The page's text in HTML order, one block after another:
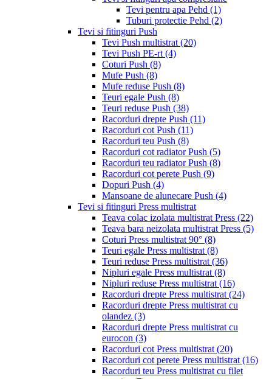
Tevi pentru apa Pehd (1)
Tuburi protectie Pehd (2)
Tevi si fitinguri Push
Tevi Push multistrat (20)
Tevi Push PE-rt (4)
Coturi Push (8)
Mufe Push (8)
Mufe reduse Push (8)
Teuri egale Push (8)
Teuri reduse Push (38)
Racorduri drepte Push (11)
Racorduri cot Push (11)
Racorduri teu Push (8)
Racorduri cot radiator Push (5)
Racorduri teu radiator Push (8)
Racorduri cot perete Push (9)
Dopuri Push (4)
Mansoane de alunecare Push (4)
Tevi si fitinguri Press multistrat
Teava colac izolata multistrat Press (22)
Teava bara neizolata multistrat Press (5)
Coturi Press multistrat 90° (8)
Teuri egale Press multistrat (8)
Teuri reduse Press multistrat (36)
Nipluri egale Press multistrat (8)
Nipluri reduse Press multistrat (16)
Racorduri drepte Press multistrat (24)
Racorduri drepte Press multistrat cu
olandez (3)
Racorduri drepte Press multistrat cu
eurocon (3)
Racorduri cot Press multistrat (20)
Racorduri cot perete Press multistrat (16)
Racorduri teu Press multistrat cu filet